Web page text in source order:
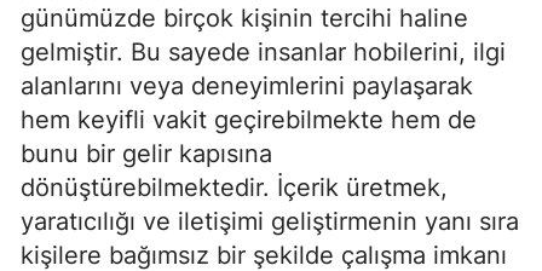
günümüzde birçok kişinin tercihi haline
gelmiştir. Bu sayede insanlar hobilerini, ilgi
alanlarını veya deneyimlerini paylaşarak
hem keyifli vakit geçirebilmekte hem de
bunu bir gelir kapısına
dönüştürebilmektedir. İçerik üretmek,
yaratıcılığı ve iletişimi geliştirmenin yanı sıra
kişilere bağımsız bir şekilde çalışma imkanı